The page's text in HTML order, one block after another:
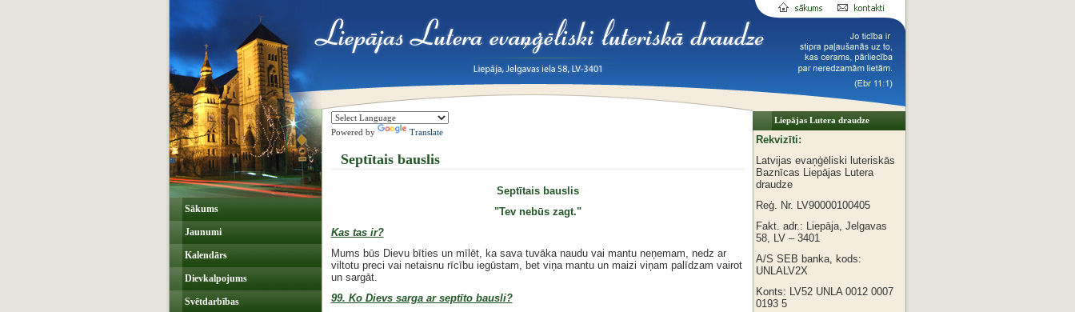
Sākums
Jaunumi
Kalendārs
Dievkalpojums
Svētdarbības
Powered by Translate
Septītais bauslis
Septītais bauslis
"Tev nebūs zagt."
Kas tas ir?
Mums būs Dievu bīties un mīlēt, ka sava tuvāka naudu vai mantu neņemam, nedz ar
viltotu preci vai netaisnu rīcību iegūstam, bet viņa mantu un maizi viņam palīdzam vairot
un sargāt.
99. Ko Dievs sarga ar septīto bausli?
Liepājas Lutera draudze
Rekvizīti:
Latvijas evaņģēliski luteriskās
Baznīcas Liepājas Lutera
draudze
Reģ. Nr. LV90000100405
Fakt. adr.: Liepāja, Jelgavas
58, LV – 3401
A/S SEB banka, kods:
UNLALV2X
Konts: LV52 UNLA 0012 0007
0193 5